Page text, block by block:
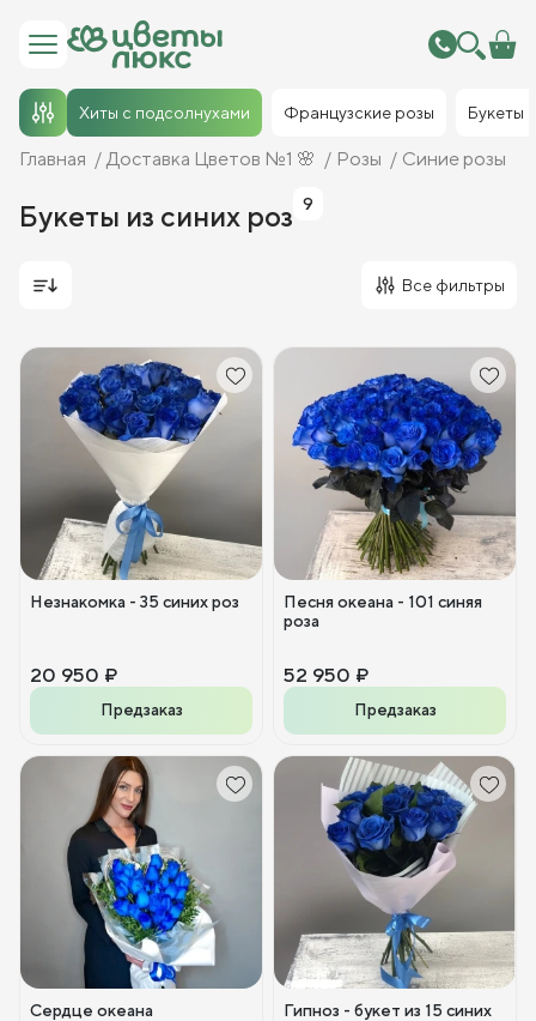
Хиты с подсолнухами Французские розы Букеты
Главная Доставка Цветов №1 🌸 Розы Синие розы
Букеты из синих роз 9
Все фильтры
Незнакомка - 35 синих роз
20 950 ₽
Предзаказ
Песня океана - 101 синяя
роза
52 950 ₽
Предзаказ
Сердце океана
Гипноз - букет из 15 синих